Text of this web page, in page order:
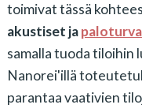
toimivat tässä
akustiset ja
samalla tuoda tiloihin
Nanorei'illä
parantaa vaativien